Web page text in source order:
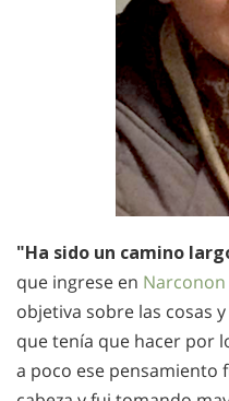
"Ha sido un camino
que ingrese en Narconon
objetiva sobre las cosas
que tenía que hacer por
a poco ese pensamiento